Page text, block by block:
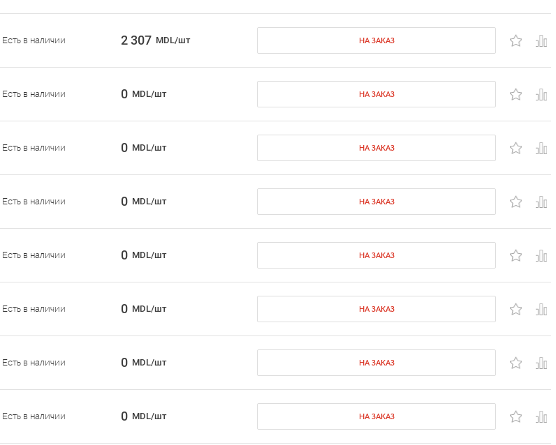
Есть в наличии 2 307 MDL/шт НА ЗАКАЗ
Есть в наличии 0 MDL/шт НА ЗАКАЗ
Есть в наличии 0 MDL/шт НА ЗАКАЗ
Есть в наличии 0 MDL/шт НА ЗАКАЗ
Есть в наличии 0 MDL/шт НА ЗАКАЗ
Есть в наличии 0 MDL/шт НА ЗАКАЗ
Есть в наличии 0 MDL/шт НА ЗАКАЗ
Есть в наличии 0 MDL/шт НА ЗАКАЗ